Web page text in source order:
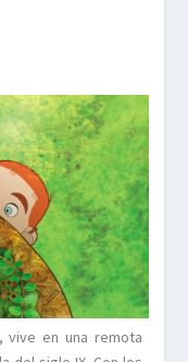
vive en una remota